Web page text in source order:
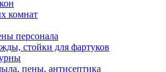
комнат
персонала
стойки для фартуков
пены, антисептика